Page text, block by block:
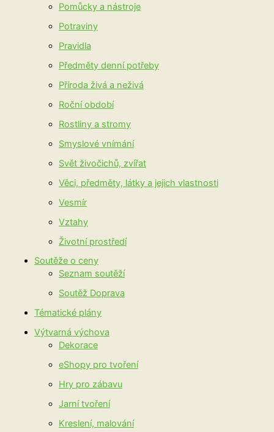
Pomůcky a nástroje
Potraviny
Pravidla
Předměty denní potřeby
Příroda živá a neživá
Roční období
Rostliny a stromy
Smyslové vnímání
Svět živočichů, zvířat
Věci, předměty, látky a jejich vlastnosti
Vesmír
Vztahy
Životní prostředí
Soutěže o ceny
Seznam soutěží
Soutěž Doprava
Tématické plány
Výtvarná výchova
Dekorace
eShopy pro tvoření
Hry pro zábavu
Jarní tvoření
Kreslení, malování